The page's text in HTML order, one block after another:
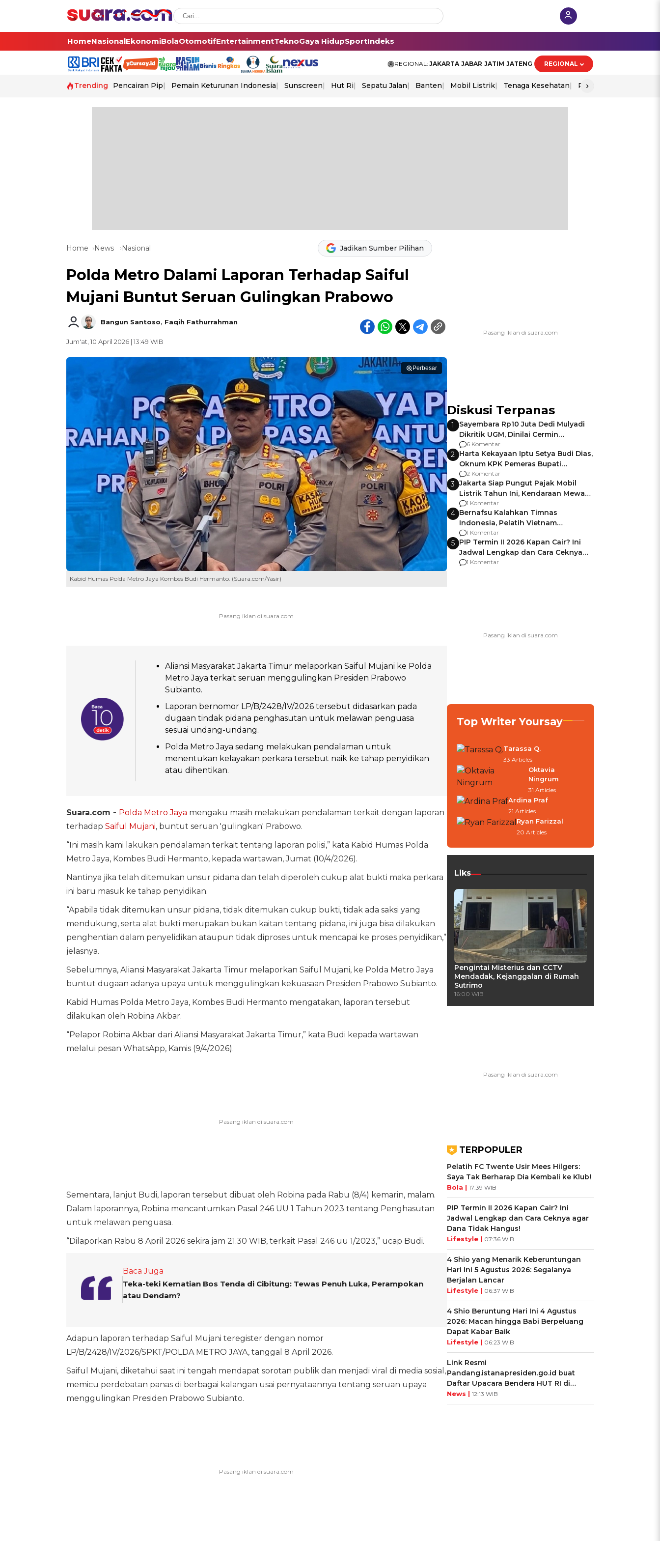
HomeNasionalEkonomiBolaOtomotifEntertainmentTeknoGaya HidupSportIndeks
REGIONAL: JAKARTA JABAR JATIM JATENG REGIONAL
Trending Pencairan Pip Pemain Keturunan Indonesia Sunscreen Hut Ri Sepatu Jalan Banten Mobil Listrik Tenaga Kesehatan Piala Aff 2026
›
Home News Nasional Jadikan Sumber Pilihan
Polda Metro Dalami Laporan Terhadap Saiful
Mujani Buntut Seruan Gulingkan Prabowo
Bangun Santoso, Faqih Fathurrahman
Jum'at, 10 April 2026 | 13:49 WIB
Perbesar
Kabid Humas Polda Metro Jaya Kombes Budi Hermanto. (Suara.com/Yasir)
Aliansi Masyarakat Jakarta Timur melaporkan Saiful Mujani ke Polda
Metro Jaya terkait seruan menggulingkan Presiden Prabowo
Subianto.
Laporan bernomor LP/B/2428/IV/2026 tersebut didasarkan pada
dugaan tindak pidana penghasutan untuk melawan penguasa
sesuai undang-undang.
Polda Metro Jaya sedang melakukan pendalaman untuk
menentukan kelayakan perkara tersebut naik ke tahap penyidikan
atau dihentikan.
Suara.com - Polda Metro Jaya mengaku masih melakukan pendalaman terkait dengan laporan
terhadap Saiful Mujani, buntut seruan 'gulingkan' Prabowo.
“Ini masih kami lakukan pendalaman terkait tentang laporan polisi,” kata Kabid Humas Polda
Metro Jaya, Kombes Budi Hermanto, kepada wartawan, Jumat (10/4/2026).
Nantinya jika telah ditemukan unsur pidana dan telah diperoleh cukup alat bukti maka perkara
ini baru masuk ke tahap penyidikan.
“Apabila tidak ditemukan unsur pidana, tidak ditemukan cukup bukti, tidak ada saksi yang
mendukung, serta alat bukti merupakan bukan kaitan tentang pidana, ini juga bisa dilakukan
penghentian dalam penyelidikan ataupun tidak diproses untuk mencapai ke proses penyidikan,”
jelasnya.
Sebelumnya, Aliansi Masyarakat Jakarta Timur melaporkan Saiful Mujani, ke Polda Metro Jaya
buntut dugaan adanya upaya untuk menggulingkan kekuasaan Presiden Prabowo Subianto.
Kabid Humas Polda Metro Jaya, Kombes Budi Hermanto mengatakan, laporan tersebut
dilakukan oleh Robina Akbar.
“Pelapor Robina Akbar dari Aliansi Masyarakat Jakarta Timur,” kata Budi kepada wartawan
melalui pesan WhatsApp, Kamis (9/4/2026).
Sementara, lanjut Budi, laporan tersebut dibuat oleh Robina pada Rabu (8/4) kemarin, malam.
Dalam laporannya, Robina mencantumkan Pasal 246 UU 1 Tahun 2023 tentang Penghasutan
untuk melawan penguasa.
“Dilaporkan Rabu 8 April 2026 sekira jam 21.30 WIB, terkait Pasal 246 uu 1/2023,” ucap Budi.
Baca Juga
Teka-teki Kematian Bos Tenda di Cibitung: Tewas Penuh Luka, Perampokan
atau Dendam?
Adapun laporan terhadap Saiful Mujani teregister dengan nomor
LP/B/2428/IV/2026/SPKT/POLDA METRO JAYA, tanggal 8 April 2026.
Saiful Mujani, diketahui saat ini tengah mendapat sorotan publik dan menjadi viral di media sosial,
memicu perdebatan panas di berbagai kalangan usai pernyataannya tentang seruan upaya
menggulingkan Presiden Prabowo Subianto.
Diskusi Terpanas
1
Sayembara Rp10 Juta Dedi Mulyadi
Dikritik UGM, Dinilai Cermin
Gagalnya Negara Jamin Keamanan
6 Komentar
2 Harta Kekayaan Iptu Setya Budi Dias,
Oknum KPK Pemeras Bupati
Pemalang
2 Komentar
3 Jakarta Siap Pungut Pajak Mobil
Listrik Tahun Ini, Kendaraan Mewah
Kena hingga 75% PKB
1 Komentar
4 Bernafsu Kalahkan Timnas
Indonesia, Pelatih Vietnam
Berencana Pakai Jimat di Pakansari
1 Komentar
5 PIP Termin II 2026 Kapan Cair? Ini
Jadwal Lengkap dan Cara Ceknya
agar Dana Tidak Hangus!
1 Komentar
Top Writer Yoursay
Tarassa Q.
33 Articles
Oktavia
Ningrum
31 Articles
Ardina Praf
21 Articles
Ryan Farizzal
20 Articles
Liks
Pengintai Misterius dan CCTV
Mendadak, Kejanggalan di Rumah
Sutrimo
16:00 WIB
TERPOPULER
Pelatih FC Twente Usir Mees Hilgers:
Saya Tak Berharap Dia Kembali ke Klub!
Bola | 17:39 WIB
PIP Termin II 2026 Kapan Cair? Ini
Jadwal Lengkap dan Cara Ceknya agar
Dana Tidak Hangus!
Lifestyle | 07:36 WIB
4 Shio yang Menarik Keberuntungan
Hari Ini 5 Agustus 2026: Segalanya
Berjalan Lancar
Lifestyle | 06:37 WIB
4 Shio Beruntung Hari Ini 4 Agustus
2026: Macan hingga Babi Berpeluang
Dapat Kabar Baik
Lifestyle | 06:23 WIB
Link Resmi
Pandang.istanapresiden.go.id buat
Daftar Upacara Bendera HUT RI di
Istana Negara
News | 12:13 WIB